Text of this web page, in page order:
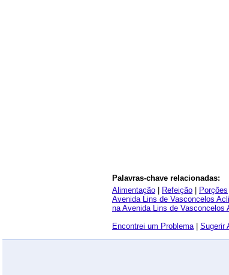
Palavras-chave relacionadas:
Alimentação
Refeição Porções
Avenida Lins de Vasconcelos
na Avenida Lins de Vasconcelos
Encontrei um Problema| Sugerir